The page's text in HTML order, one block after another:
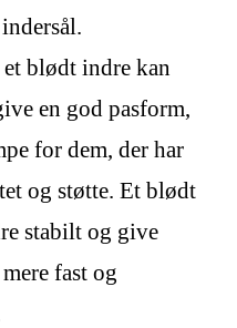
blødt indre kan
en god pasform,
for dem, der har
og støtte. Et blødt
stabilt og give
fast og